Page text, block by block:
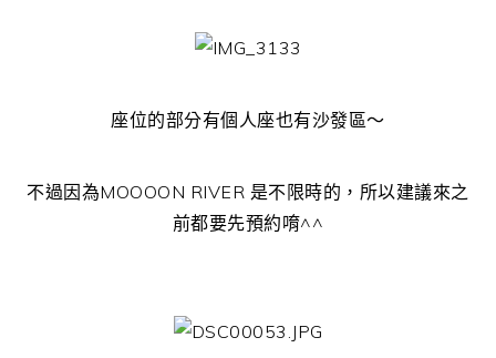
座位的部分有個人座也有沙發區～
不過因為MOOOON RIVER 是不限時的，所以建議來之
前都要先預約唷^^